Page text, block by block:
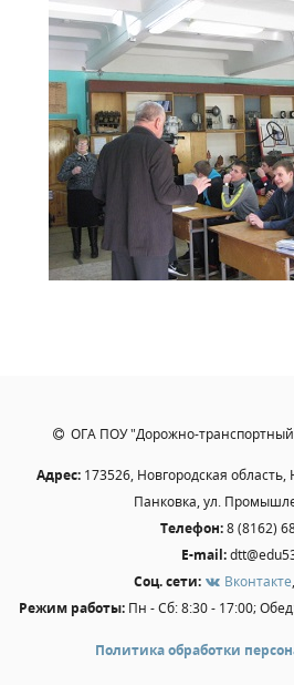
Вакантные места для приёма
Международное
Организация питания в
организации
УЧЕБНАЯ РАБОТА
Расписание занятий
Заочное отделение
Локальные акты
Дополнительное образование
Информация для детей-сирот
Памятные даты военной
Пожарная безопасность
Программа воспитания
Противодействие терроризму
Профилактическая работа
ОГА ПОУ "Дорожно-транспортный
Адрес: 173526, Новгородская
Панковка, ул.
Телефон:8 (8162)
E-mail:
Соц. сети:
Вконтакте,
Режим работы: Пн - Сб: 8:30 - 17:00;
Политика обработки